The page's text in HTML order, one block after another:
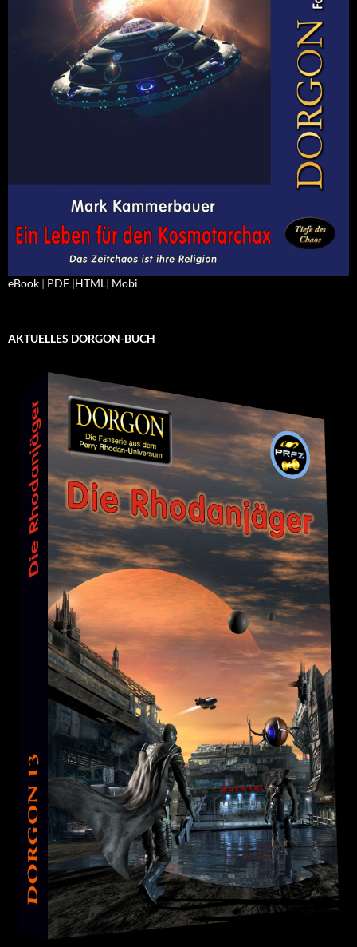
eBook | PDF |HTML| Mobi
AKTUELLES DORGON-BUCH